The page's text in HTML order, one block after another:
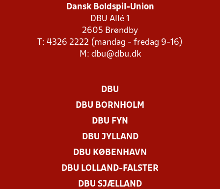
Dansk Boldspil-Union
DBU Allé 1
2605 Brøndby
T: 4326 2222 (mandag - fredag 9-16)
M: dbu@dbu.dk
DBU
DBU BORNHOLM
DBU FYN
DBU JYLLAND
DBU KØBENHAVN
DBU LOLLAND-FALSTER
DBU SJÆLLAND